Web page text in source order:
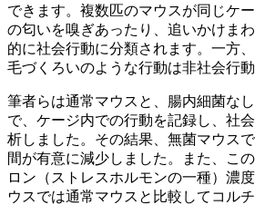
できます。複数匹のマウスが同じケ
の匂いを嗅ぎあったり、追いかけま
的に社会行動に分類されます。一方
毛づくろいのような行動は非社会行動
筆者らは通常マウスと、腸内細菌な
で、ケージ内での行動を記録し、社
析しました。その結果、無菌マウス
間が有意に減少しました。また、こ
ロン（ストレスホルモンの一種）濃
ウスでは通常マウスと比較してコル